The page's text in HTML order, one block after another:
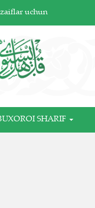
uchun
SHARIF